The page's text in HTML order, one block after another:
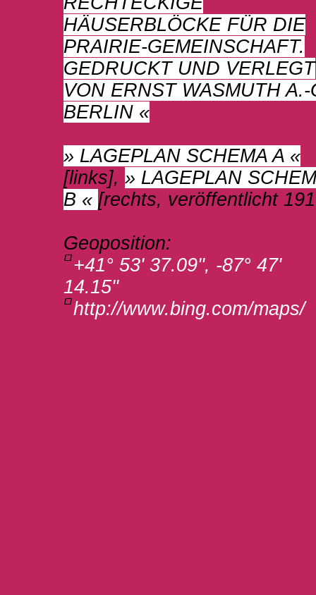
HÄUSERBLÖCKE FÜR DIE
PRAIRIE-GEMEINSCHAFT.
GEDRUCKT UND VERLEGT
VON ERNST WASMUTH A.-
BERLIN «
» LAGEPLAN SCHEMA A «
[links], » LAGEPLAN
B « [rechts, veröffentlicht
Geoposition:
+41° 53' 37.09'', -87° 47'
14.15''
http://www.bing.com/maps/